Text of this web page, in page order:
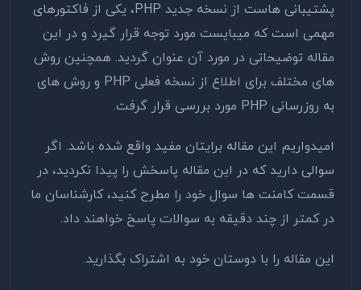
پشتیبانی هاست از نسخه جدید PHP، یکی از فاکتورهای
مهمی است که میبایست مورد توجه قرار گیرد و در این
مقاله توضیحاتی در مورد آن عنوان گردید. همچنین روش
های مختلف برای اطلاع از نسخه فعلی PHP و روش های
به روزرسانی PHP مورد بررسی قرار گرفت.
امیدواریم این مقاله برایتان مفید واقع شده باشد. اگر
سوالی دارید که در این مقاله پاسخش را پیدا نکردید، در
قسمت کامنت ها سوال خود را مطرح کنید، کارشناسان ما
در کمتر از چند دقیقه به سوالات پاسخ خواهند داد.
این مقاله را با دوستان خود به اشتراک بگذارید.